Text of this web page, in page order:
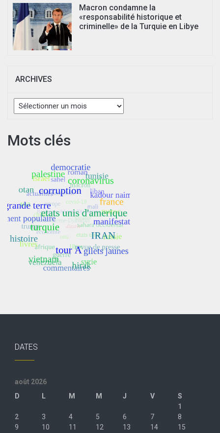
Macron condamne la
«responsabilité historique et
criminelle» de la Turquie en Libye
ARCHIVES
Archives
Mots clés
DATES
août 2026
D
L M M J V
S
1
2
3 4 5 6 7
8
9
10 11 12 13 14
15